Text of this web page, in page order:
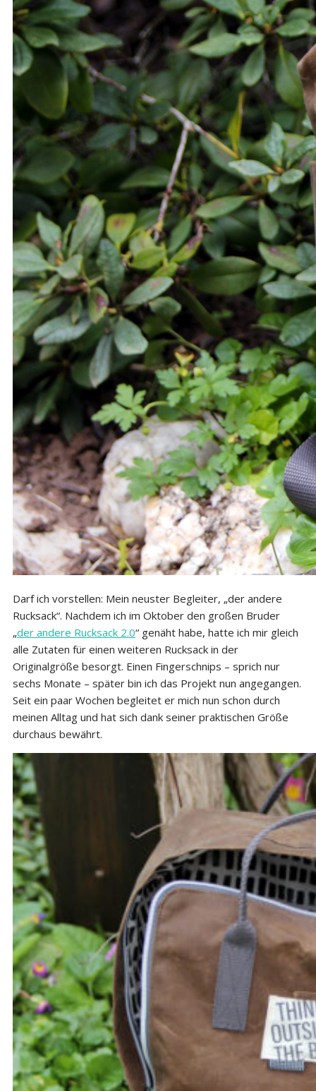
Darf ich vorstellen: Mein neuster Begleiter, „der andere
Rucksack“. Nachdem ich im Oktober den großen Bruder
„der andere Rucksack 2.0“ genäht habe, hatte ich mir gleich
alle Zutaten für einen weiteren Rucksack in der
Originalgröße besorgt. Einen Fingerschnips – sprich nur
sechs Monate – später bin ich das Projekt nun angegangen.
Seit ein paar Wochen begleitet er mich nun schon durch
meinen Alltag und hat sich dank seiner praktischen Größe
durchaus bewährt.